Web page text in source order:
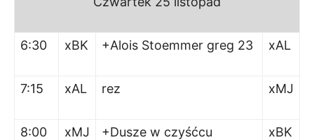
6:30 xBK +Alois Stoemmer greg 23 xAL
7:15 xAL rez xMJ
8:00 xMJ
+Dusze w czyśćcu
xBK